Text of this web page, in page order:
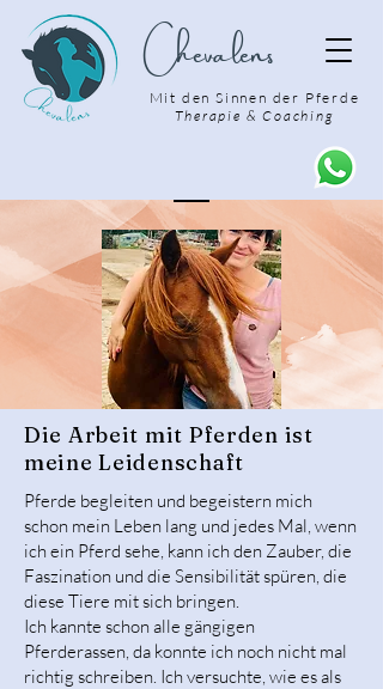
Chevalens
Mit den Sinnen der Pferde
Therapie & Coaching
Die Arbeit mit Pferden ist
meine Leidenschaft
Pferde begleiten und begeistern mich
schon mein Leben lang und jedes Mal, wenn
ich ein Pferd sehe, kann ich den Zauber, die
Faszination und die Sensibilität spüren, die
diese Tiere mit sich bringen.
Ich kannte schon alle gängigen
Pferderassen, da konnte ich noch nicht mal
richtig schreiben. Ich versuchte, wie es als